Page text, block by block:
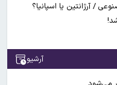
آرشیو